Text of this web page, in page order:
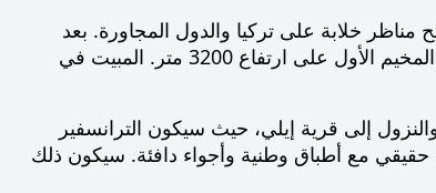
ارتفاعها 5137 مترًا. من القمة تنفتح مناظر خلابة على تركيا والدول المجاورة. بعد
الصعود، النزول إلى المخيم الثاني للراحة وتناول وجبة خفيفة، ثم مواصلة النزول إلى المخيم الأول على ارتفاع 3200 متر. المبيت في
إلى قرية إيلي، حيث سيكون الترانسفير
حقيقي مع أطباق وطنية وأجواء دافئة. سيكون ذلك